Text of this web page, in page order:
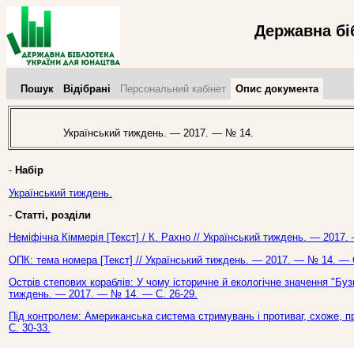
Державна
Пошук Відібрані Персональний кабінет Опис документа
Український тиждень. — 2017. — № 14.
- Набір
Український тиждень.
- Статті, розділи
Неміфічна Кіммерія [Текст] / К. Рахно // Український тиждень. —
ОПК: тема номера [Текст] // Український тиждень. — 2017. — № 14. —
Острів степових кораблів: У чому історичне й екологічне значення
тиждень. — 2017. — № 14. — С. 26-29.
Під контролем: Американська система стримувань і противаг,
С. 30-33.